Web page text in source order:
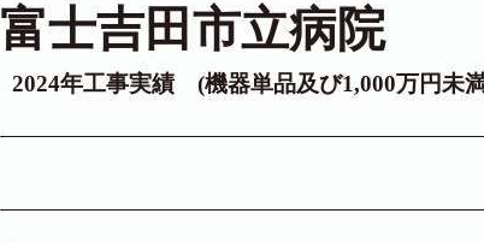
富士吉田市立病院
2024年工事実績 (機器単品及び1,000万円未